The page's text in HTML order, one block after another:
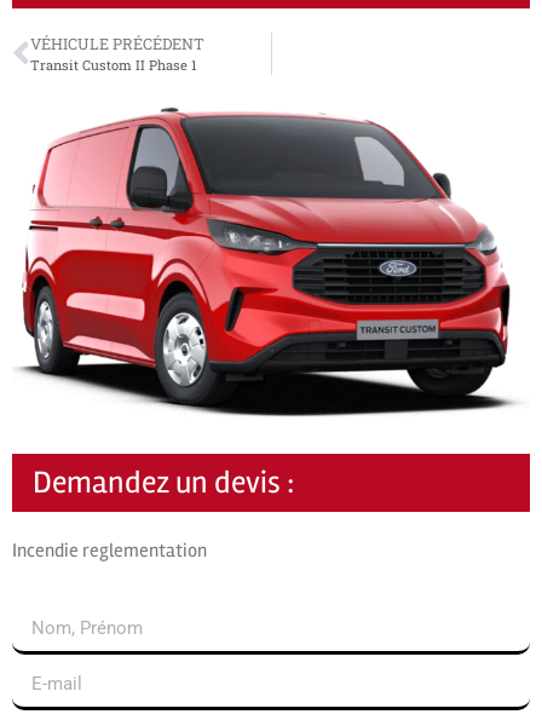
VÉHICULE PRÉCÉDENT
Transit Custom II Phase 1
Demandez un devis :
Incendie reglementation